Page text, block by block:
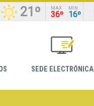
21º MAX
36º
MIN
16º
SEDE ELECTRÓNICA